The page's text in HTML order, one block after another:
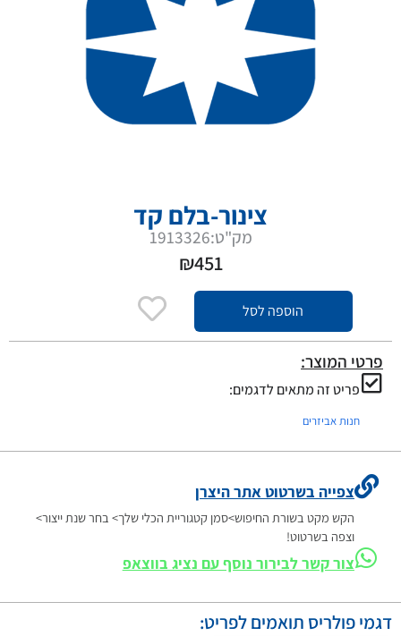
צינור-בלם קד
מק"ט:1913326
₪451
הוספה לסל
פרטי המוצר:
פריט זה מתאים לדגמים:
חנות אביזרים
צפייה בשרטוט אתר היצרן
הקש מקט בשורת החיפוש>סמן קטגוריית הכלי שלך> בחר שנת ייצור>
וצפה בשרטוט!
צור קשר לבירור נוסף עם נציג בווצאפ
דגמי פולריס תואמים לפריט: